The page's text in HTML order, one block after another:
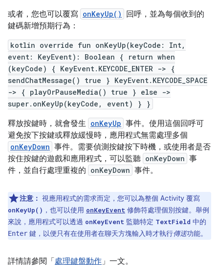
或者，您也可以覆寫 onKeyUp()
回呼，並為每個收到的
鍵碼新增預期行為：
kotlin override fun onKeyUp(keyCode: Int,
event: KeyEvent): Boolean { return when
(keyCode) { KeyEvent.KEYCODE_ENTER -> {
sendChatMessage() true } KeyEvent.KEYCODE_SPACE
-> { playOrPauseMedia() true } else ->
super.onKeyUp(keyCode, event) } }
釋放按鍵時，就會發生 onKeyUp 事件。使用這個回呼可
避免按下按鍵或釋放緩慢時，應用程式無需處理多個
onKeyDown 事件。需要偵測按鍵按下時機，或使用者是否
按住按鍵的遊戲和應用程式，可以監聽 onKeyDown 事
件，並自行處理重複的 onKeyDown 事件。
注意： 視應用程式的需求而定，您可以為整個 Activity 覆寫
onKeyUp() ，也可以使用 onKeyEvent 修飾符處理個別按鍵。舉例
來說，應用程式可以透過 onKeyEvent 監聽特定 TextField 中的
Enter 鍵，以便只有在使用者在聊天方塊輸入時才執行傳送功能。
詳情請參閱「 處理鍵盤動作」一文。